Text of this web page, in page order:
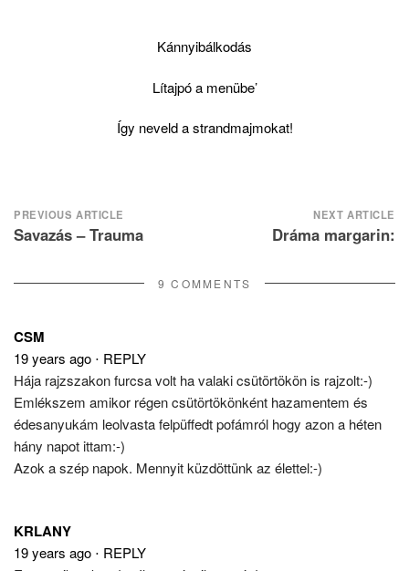
Kánnyibálkodás
Lítajpó a menübe’
Így neveld a strandmajmokat!
Post
navigation
PREVIOUS ARTICLE
Savazás – Trauma
NEXT ARTICLE
Dráma margarin:
9 COMMENTS
CSM
19 years ago ⋅ REPLY
Hája rajzszakon furcsa volt ha valaki csütörtökön is rajzolt:-)
Emlékszem amikor régen csütörtökönként hazamentem és
édesanyukám leolvasta felpüffedt pofámról hogy azon a héten
hány napot ittam:-)
Azok a szép napok. Mennyit küzdöttünk az élettel:-)
KRLANY
19 years ago ⋅ REPLY